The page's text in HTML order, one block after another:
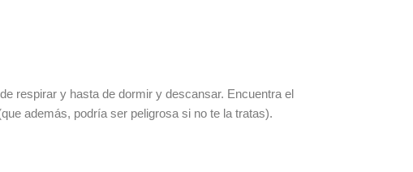
respirar y hasta de dormir y descansar. Encuentra el
además, podría ser peligrosa si no te la tratas).